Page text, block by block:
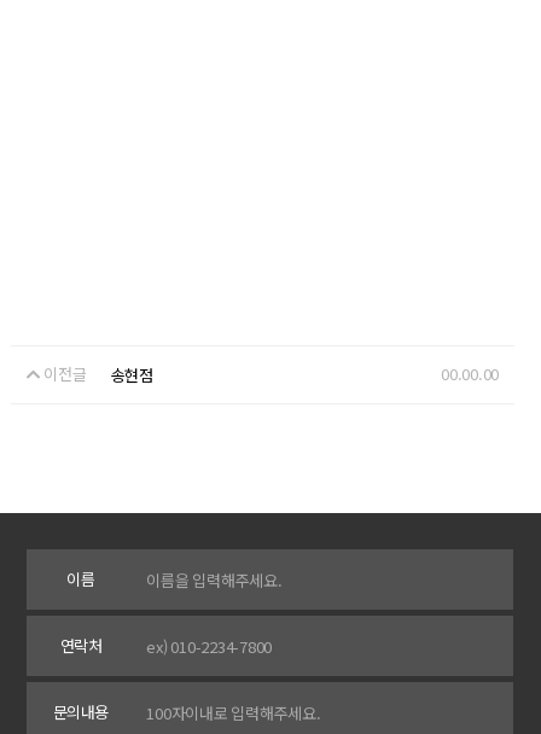
이전글 송현점 00.00.00
이름
연락처
문의내용